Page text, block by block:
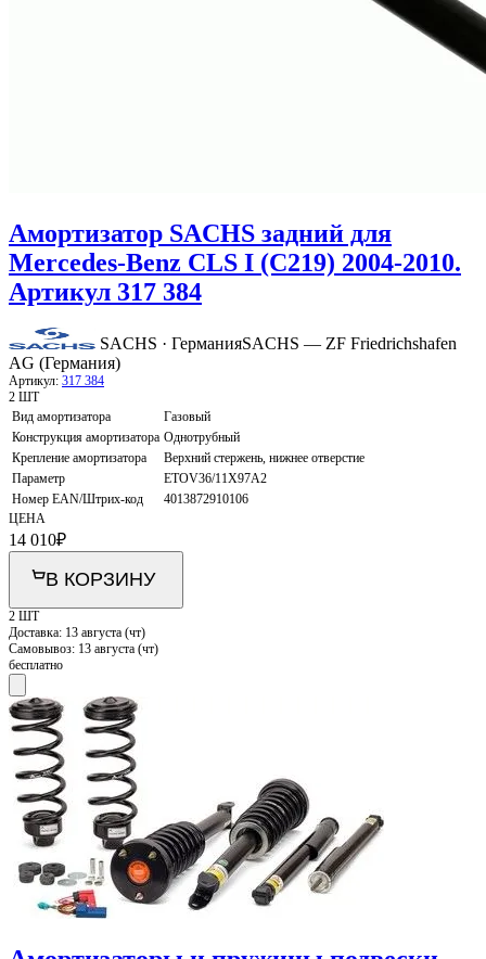
Амортизатор SACHS задний для
Mercedes-Benz CLS I (C219) 2004-2010.
Артикул 317 384
SACHS · ГерманияSACHS — ZF Friedrichshafen
AG (Германия)
Артикул: 317 384
2 ШТ
Вид амортизатора
Газовый
Конструкция амортизатора Однотрубный
Крепление амортизатора
Верхний стержень, нижнее отверстие
Параметр
ETOV36/11X97A2
Номер EAN/Штрих-код
4013872910106
ЦЕНА
14 010₽
В КОРЗИНУ
2 ШТ
Доставка: 13 августа (чт)
Самовывоз: 13 августа (чт)
бесплатно